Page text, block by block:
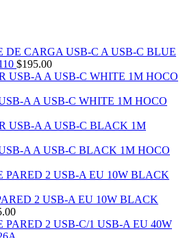
DE CARGA USB-C A USB-C BLUE
$195.00
A A USB-C WHITE 1M HOCO
A A USB-C BLACK 1M HOCO
2 USB-A EU 10W BLACK